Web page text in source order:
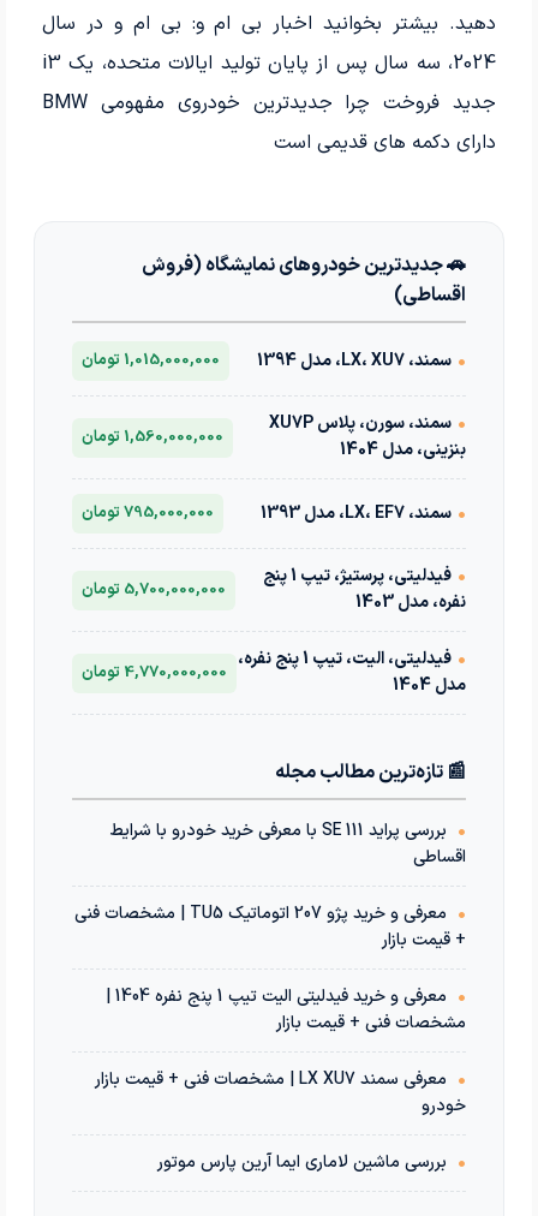
دهید. بیشتر بخوانید اخبار بی ام و: بی ام و در سال
2024، سه سال پس از پایان تولید ایالات متحده، یک i3
جدید فروخت چرا جدیدترین خودروی مفهومی BMW
دارای دکمه های قدیمی است
🚗 جدیدترین خودروهای نمایشگاه (فروش
اقساطی)
• سمند، LX، XU7، مدل 1394 1,015,000,000 تومان
•
سمند، سورن، پلاس XU7P
بنزینی، مدل 1404
1,560,000,000 تومان
• سمند، LX، EF7، مدل 1393 795,000,000 تومان
•
فیدلیتی، پرستیژ، تیپ 1 پنج
نفره، مدل 1403
5,700,000,000 تومان
•
فیدلیتی، الیت، تیپ 1 پنج نفره،
مدل 1404
4,770,000,000 تومان
📰 تازه‌ترین مطالب مجله
•
بررسی پراید 111 SE با معرفی خرید خودرو با شرایط
اقساطی
•
معرفی و خرید پژو 207 اتوماتیک TU5 | مشخصات فنی
+ قیمت بازار
•
معرفی و خرید فیدلیتی الیت تیپ 1 پنج نفره 1404 |
مشخصات فنی + قیمت بازار
•
معرفی سمند LX XU7 | مشخصات فنی + قیمت بازار
خودرو
• بررسی ماشین لاماری ایما آرین پارس موتور